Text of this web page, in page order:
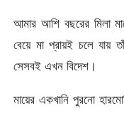
আমার আশি বছরের মিলা
বেয়ে মা প্রায়ই চলে যায়
সেসবই এখন বিদেশ।
মায়ের একখানি পুরনো